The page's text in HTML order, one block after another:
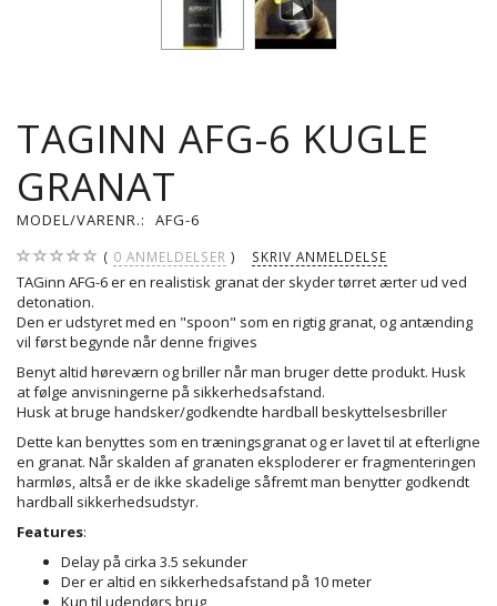
TAGINN AFG-6 KUGLE
GRANAT
MODEL/VARENR.: AFG-6
0 ANMELDELSER SKRIV ANMELDELSE
TAGinn AFG-6 er en realistisk granat der skyder tørret ærter ud ved
detonation.
Den er udstyret med en "spoon" som en rigtig granat, og antænding
vil først begynde når denne frigives
Benyt altid høreværn og briller når man bruger dette produkt. Husk
at følge anvisningerne på sikkerhedsafstand.
Husk at bruge handsker/godkendte hardball beskyttelsesbriller
Dette kan benyttes som en træningsgranat og er lavet til at efterligne
en granat. Når skalden af granaten eksploderer er fragmenteringen
harmløs, altså er de ikke skadelige såfremt man benytter godkendt
hardball sikkerhedsudstyr.
Features:
Delay på cirka 3.5 sekunder
Der er altid en sikkerhedsafstand på 10 meter
Kun til udendørs brug